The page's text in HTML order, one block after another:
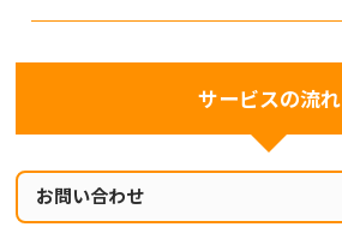
サービスの流れ
お問い合わせ